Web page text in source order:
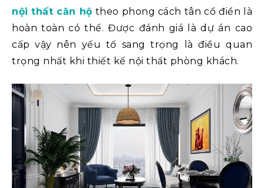
nội thất căn hộ theo phong cách tân cổ điển là
hoàn toàn có thể. Được đánh giá là dự án cao
cấp vậy nên yếu tố sang trọng là điều quan
trọng nhất khi thiết kế nội thất phòng khách.